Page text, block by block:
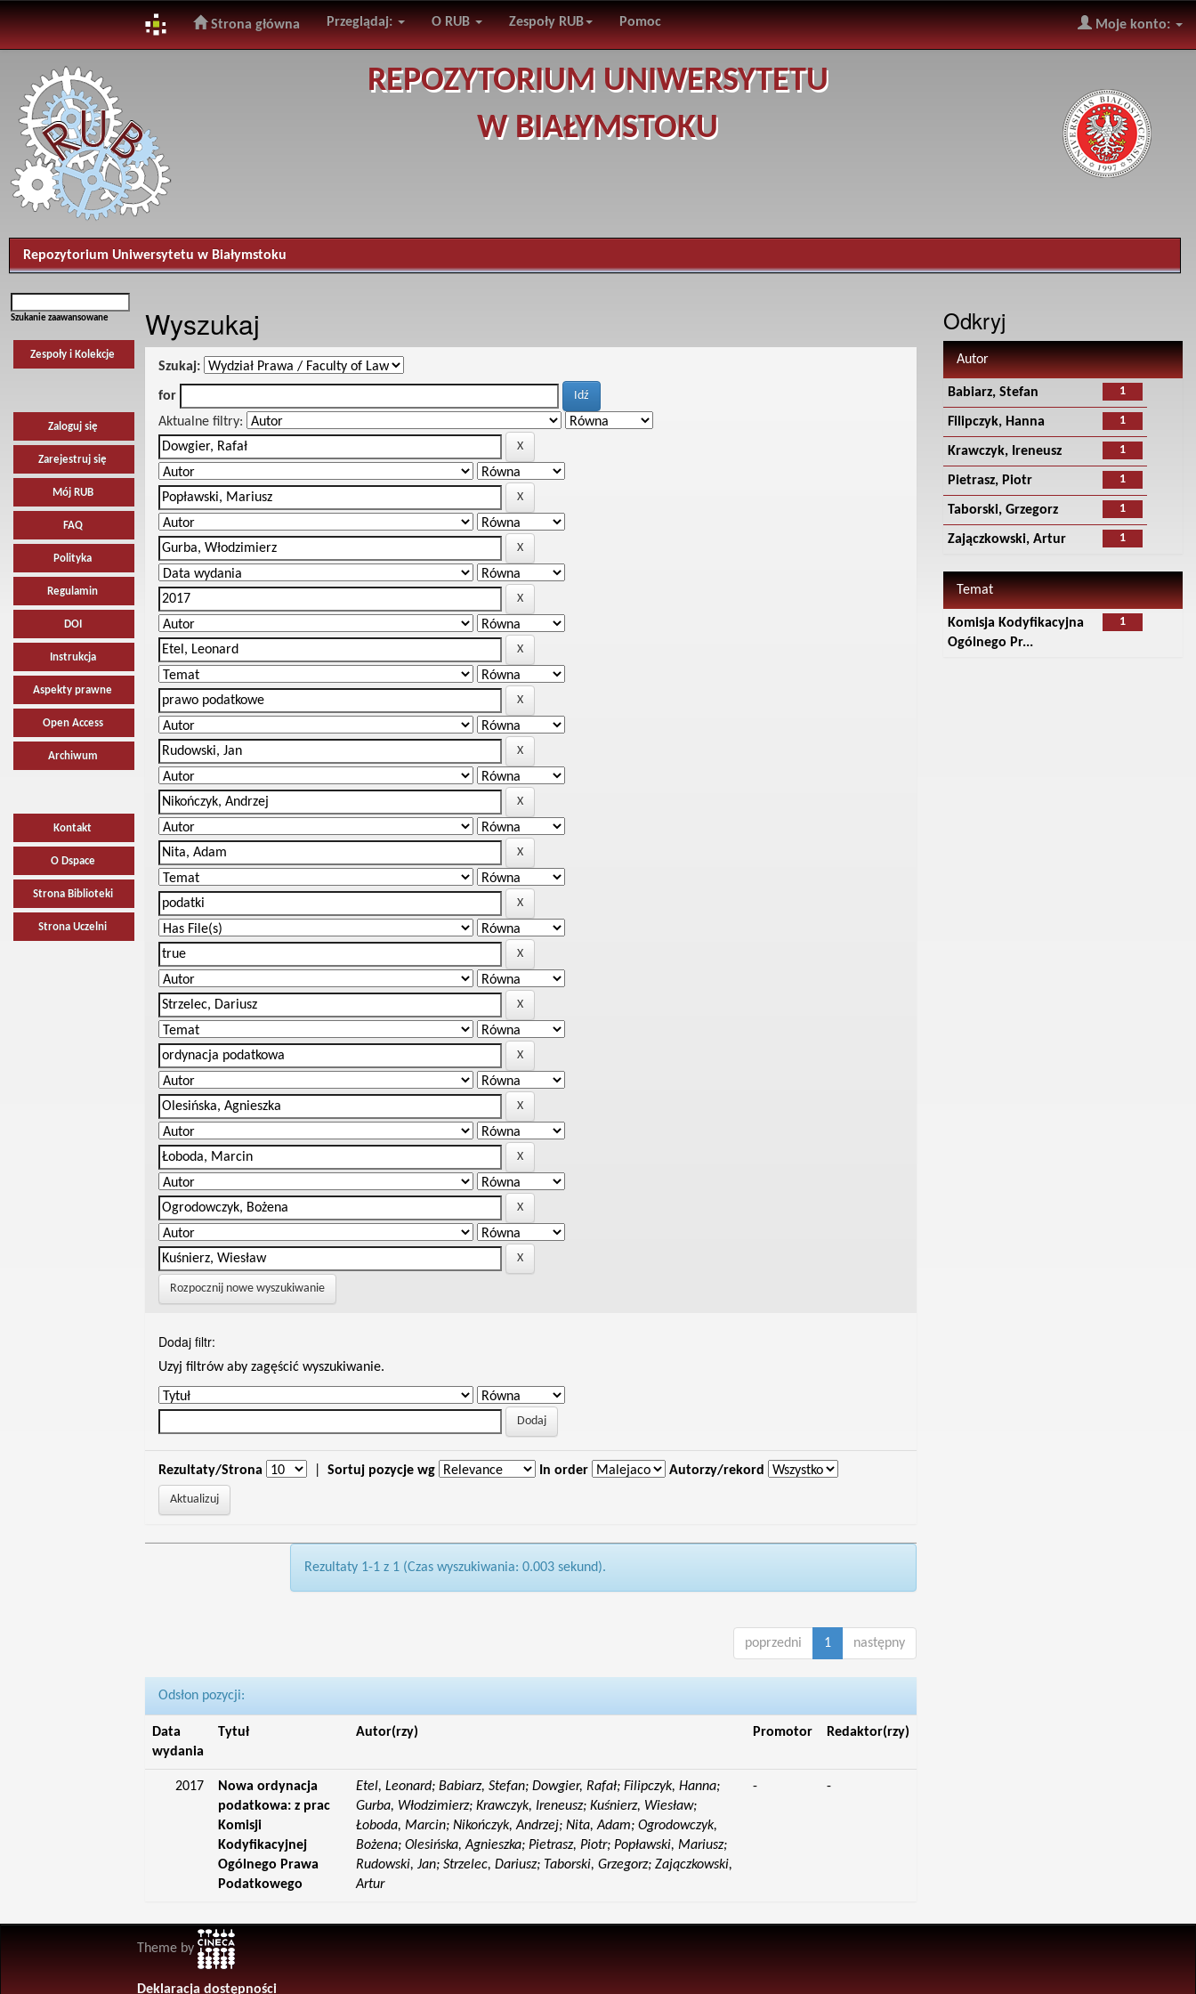
navigation
Strona główna Przeglądaj: O RUB Zespoły RUB Pomoc Moje konto:
REPOZYTORIUM UNIWERSYTETU
W BIAŁYMSTOKU
Repozytorium Uniwersytetu w Białymstoku
Szukanie zaawansowane
Zespoły i Kolekcje
Zaloguj się
Zarejestruj się
Mój RUB
FAQ
Polityka
Regulamin
DOI
Instrukcja
Aspekty prawne
Open Access
Archiwum
Kontakt
O Dspace
Strona Biblioteki
Strona Uczelni
Wyszukaj
Szukaj:
for
Aktualne filtry:
Rozpocznij nowe wyszukiwanie
Dodaj filtr:
Uzyj filtrów aby zagęścić wyszukiwanie.
Rezultaty/Strona Sortuj pozycje wg In order Autorzy/rekord
Rezultaty 1-1 z 1 (Czas wyszukiwania: 0.003 sekund).
poprzedni 1 następny
Odsłon pozycji:
Data
wydania
Tytuł Autor(rzy) Promotor Redaktor(rzy)
2017
Nowa ordynacja
podatkowa: z prac
Komisji
Kodyfikacyjnej
Ogólnego Prawa
Podatkowego
Etel, Leonard; Babiarz, Stefan; Dowgier, Rafał; Filipczyk, Hanna;
Gurba, Włodzimierz; Krawczyk, Ireneusz; Kuśnierz, Wiesław;
Łoboda, Marcin; Nikończyk, Andrzej; Nita, Adam; Ogrodowczyk,
Bożena; Olesińska, Agnieszka; Pietrasz, Piotr; Popławski, Mariusz;
Rudowski, Jan; Strzelec, Dariusz; Taborski, Grzegorz; Zajączkowski,
Artur
- -
Odkryj
Autor
1
Babiarz, Stefan
1
Filipczyk, Hanna
1
Krawczyk, Ireneusz
1
Pietrasz, Piotr
1
Taborski, Grzegorz
1
Zajączkowski, Artur
Temat
1
Komisja Kodyfikacyjna
Ogólnego Pr...
Theme by
Deklaracja dostępności